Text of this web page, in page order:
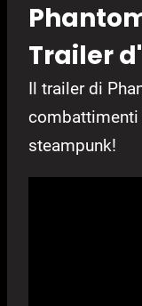
Trailer
Il trailer di
combattimenti
steampunk!